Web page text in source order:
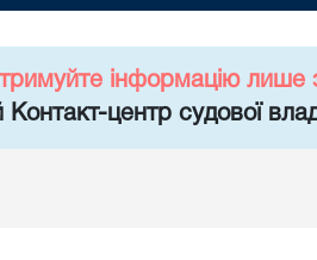
інформацію лише
центр судової